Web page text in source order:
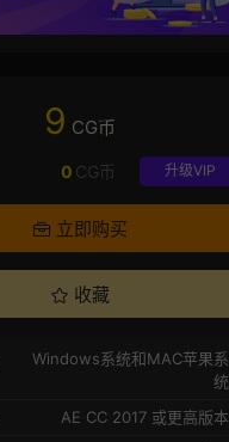
9 CG币
升级VIP
0 CG币
立即购买
收藏
Windows系统和MAC苹果系
统
AE CC 2017 或更高版本